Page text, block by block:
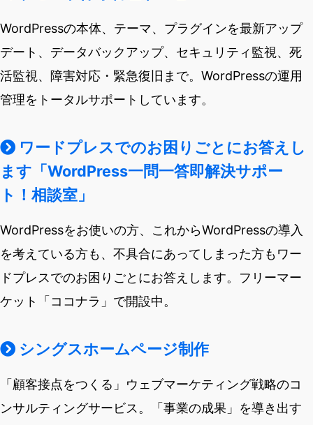
WordPressの本体、テーマ、プラグインを最新アップ
デート、データバックアップ、セキュリティ監視、死
活監視、障害対応・緊急復旧まで。WordPressの運用
管理をトータルサポートしています。
ワードプレスでのお困りごとにお答えし
ます「WordPress一問一答即解決サポー
ト！相談室」
WordPressをお使いの方、これからWordPressの導入
を考えている方も、不具合にあってしまった方もワー
ドプレスでのお困りごとにお答えします。フリーマー
ケット「ココナラ」で開設中。
シングスホームページ制作
「顧客接点をつくる」ウェブマーケティング戦略のコ
ンサルティングサービス。「事業の成果」を導き出す